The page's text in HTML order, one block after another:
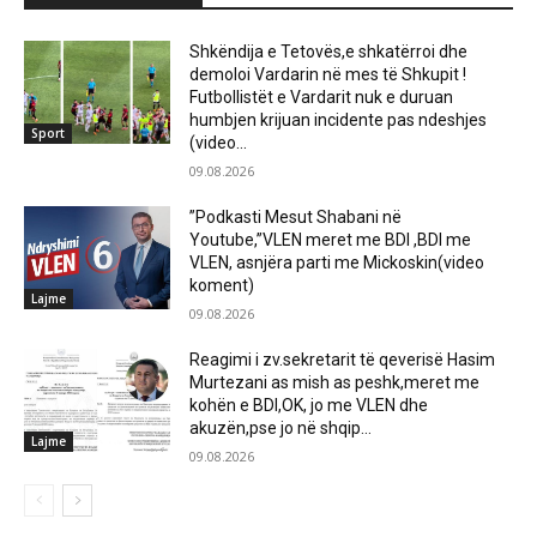
Sport
Shkëndija e Tetovës,e shkatërroi dhe
demoloi Vardarin në mes të Shkupit !
Futbollistët e Vardarit nuk e duruan
humbjen krijuan incidente pas ndeshjes
(video...
09.08.2026
Lajme
”Podkasti Mesut Shabani në
Youtube,”VLEN meret me BDI ,BDI me
VLEN, asnjëra parti me Mickoskin(video
koment)
09.08.2026
Lajme
Reagimi i zv.sekretarit të qeverisë Hasim
Murtezani as mish as peshk,meret me
kohën e BDI,OK, jo me VLEN dhe
akuzën,pse jo në shqip...
09.08.2026